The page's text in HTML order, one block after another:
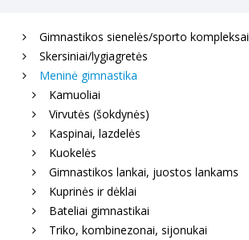
Gimnastikos sienelės/sporto kompleksai
Skersiniai/lygiagretės
Meninė gimnastika
Kamuoliai
Virvutės (šokdynės)
Kaspinai, lazdelės
Kuokelės
Gimnastikos lankai, juostos lankams
Kuprinės ir dėklai
Bateliai gimnastikai
Triko, kombinezonai, sijonukai